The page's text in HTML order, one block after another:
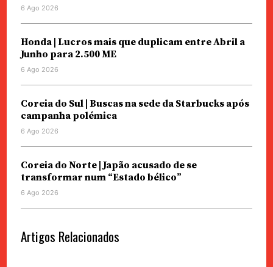
6 Ago 2026
Honda | Lucros mais que duplicam entre Abril a
Junho para 2.500 ME
6 Ago 2026
Coreia do Sul | Buscas na sede da Starbucks após
campanha polémica
6 Ago 2026
Coreia do Norte | Japão acusado de se
transformar num “Estado bélico”
6 Ago 2026
Artigos Relacionados